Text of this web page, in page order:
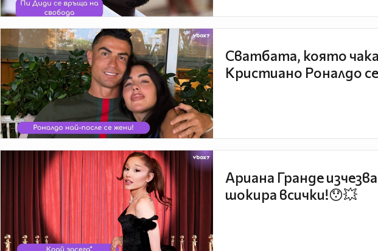
Сватбата, която
Кристиано Роналдо се
Ариана Гранде
шокира всички!😯💥